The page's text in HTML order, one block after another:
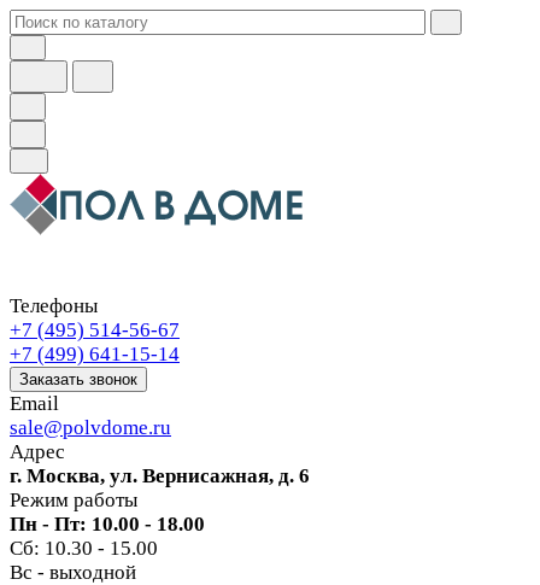
Телефоны
+7 (495) 514-56-67
+7 (499) 641-15-14
Заказать звонок
Email
sale@polvdome.ru
Адрес
г. Москва, ул. Вернисажная, д. 6
Режим работы
Пн - Пт: 10.00 - 18.00
Сб: 10.30 - 15.00
Вс - выходной